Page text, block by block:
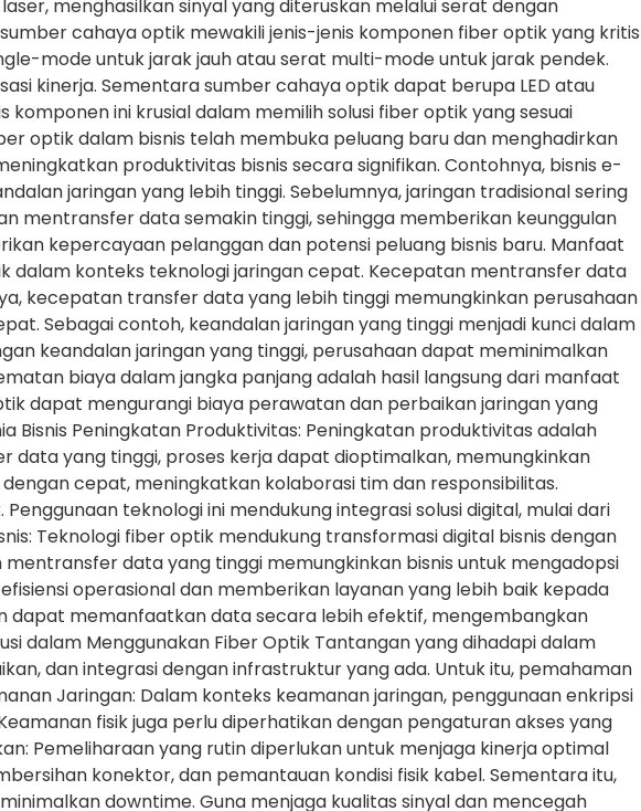
menghasilkan sinyal yang diteruskan melalui serat dengan
cahaya optik mewakili jenis-jenis komponen fiber optik yang kritis
mode untuk jarak jauh atau serat multi-mode untuk jarak pendek.
kinerja. Sementara sumber cahaya optik dapat berupa LED atau
ini krusial dalam memilih solusi fiber optik yang sesuai
optik dalam bisnis telah membuka peluang baru dan menghadirkan
produktivitas bisnis secara signifikan. Contohnya, bisnis e-
jaringan yang lebih tinggi. Sebelumnya, jaringan tradisional sering
mentransfer data semakin tinggi, sehingga memberikan keunggulan
kepercayaan pelanggan dan potensi peluang bisnis baru. Manfaat
dalam konteks teknologi jaringan cepat. Kecepatan mentransfer data
kecepatan transfer data yang lebih tinggi memungkinkan perusahaan
Sebagai contoh, keandalan jaringan yang tinggi menjadi kunci dalam
keandalan jaringan yang tinggi, perusahaan dapat meminimalkan
biaya dalam jangka panjang adalah hasil langsung dari manfaat
dapat mengurangi biaya perawatan dan perbaikan jaringan yang
Peningkatan Produktivitas: Peningkatan produktivitas adalah
yang tinggi, proses kerja dapat dioptimalkan, memungkinkan
cepat, meningkatkan kolaborasi tim dan responsibilitas.
teknologi ini mendukung integrasi solusi digital, mulai dari
Teknologi fiber optik mendukung transformasi digital bisnis dengan
data yang tinggi memungkinkan bisnis untuk mengadopsi
operasional dan memberikan layanan yang lebih baik kepada
dapat memanfaatkan data secara lebih efektif, mengembangkan
dalam Menggunakan Fiber Optik Tantangan yang dihadapi dalam
dan integrasi dengan infrastruktur yang ada. Untuk itu, pemahaman
Jaringan: Dalam konteks keamanan jaringan, penggunaan enkripsi
fisik juga perlu diperhatikan dengan pengaturan akses yang
Pemeliharaan yang rutin diperlukan untuk menjaga kinerja optimal
konektor, dan pemantauan kondisi fisik kabel. Sementara itu,
downtime. Guna menjaga kualitas sinyal dan mencegah